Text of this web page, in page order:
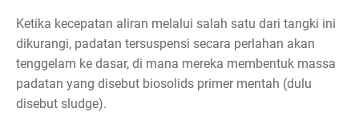
Ketika kecepatan aliran melalui salah satu dari tangki ini
dikurangi, padatan tersuspensi secara perlahan akan
tenggelam ke dasar, di mana mereka membentuk massa
padatan yang disebut biosolids primer mentah (dulu
disebut sludge).